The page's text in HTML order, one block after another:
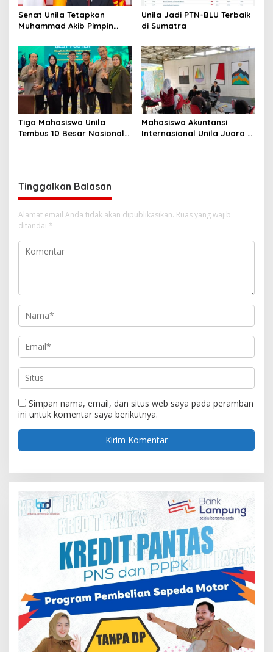
Senat Unila Tetapkan
Muhammad Akib Pimpin
2027–2031
Unila Jadi PTN-BLU Terbaik
di Sumatra
Tiga Mahasiswa Unila
Tembus 10 Besar Nasional
Mahasiswa Akuntansi
Internasional Unila Juara 1
Tinggalkan Balasan
Alamat email Anda tidak akan dipublikasikan. Ruas yang wajib
ditandai *
Simpan nama, email, dan situs web saya pada peramban
ini untuk komentar saya berikutnya.